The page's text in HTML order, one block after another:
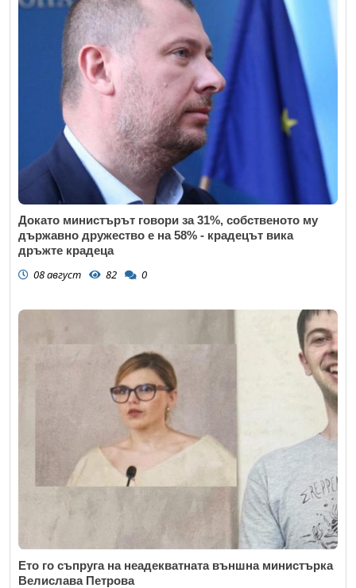
Докато министърът говори за 31%, собственото му
държавно дружество е на 58% - крадецът вика
дръжте крадеца
08 август 82 0
Ето го съпруга на неадекватната външна министърка
Велислава Петрова